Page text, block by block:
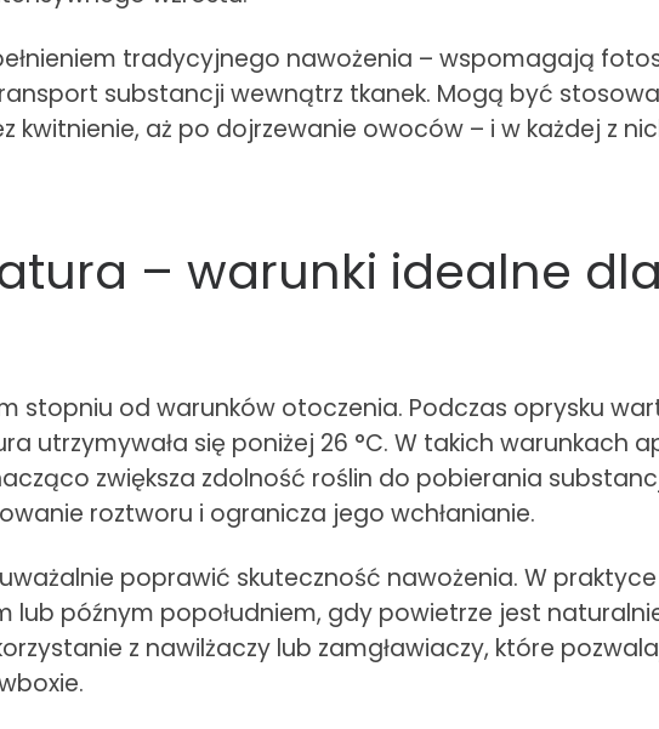
tradycyjnego nawożenia – wspomagają
substancji wewnątrz tkanek. Mogą być
kwitnienie, aż po dojrzewanie owoców – i w każdej z
– warunki idealne dla
stopniu od warunków otoczenia. Podczas oprysku
utrzymywała się poniżej 26 °C. W takich warunkach
zwiększa zdolność roślin do pobierania
roztworu i ogranicza jego wchłanianie.
poprawić skuteczność nawożenia. W
późnym popołudniem, gdy powietrze jest
z nawilżaczy lub zamgławiaczy, które